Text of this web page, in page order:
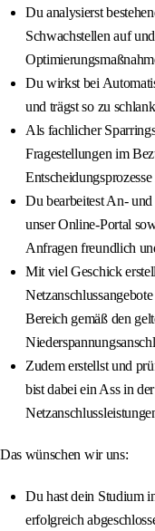
Du analysierst
Schwachstellen auf
Du wirkst bei
und trägst so zu
Als fachlicher
Fragestellungen im
Du bearbeitest An-
unser Online-Portal
Anfragen freundlich
Mit viel Geschick
Bereich gemäß den
Zudem erstellst und
bist dabei ein Ass in
Das wünschen wir uns:
Du hast dein Studium
erfolgreich